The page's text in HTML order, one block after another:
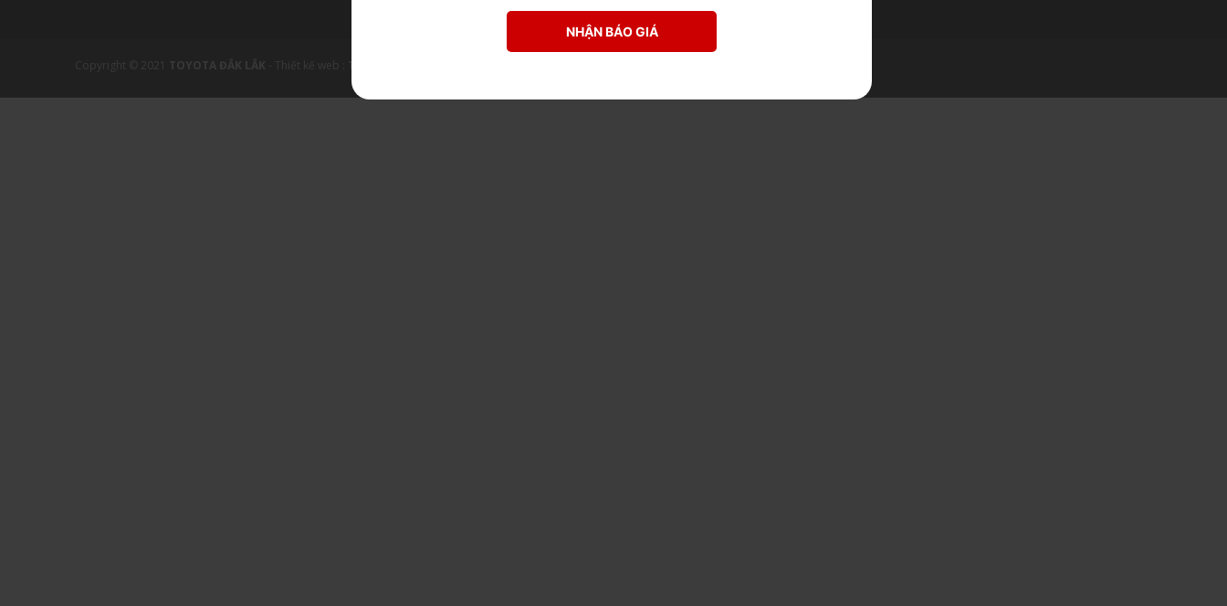
Copyright © 2021 TOYOTA ĐẮK LẮK Thiết kế web : TRUST.vn
NHẬN BÁO GIÁ